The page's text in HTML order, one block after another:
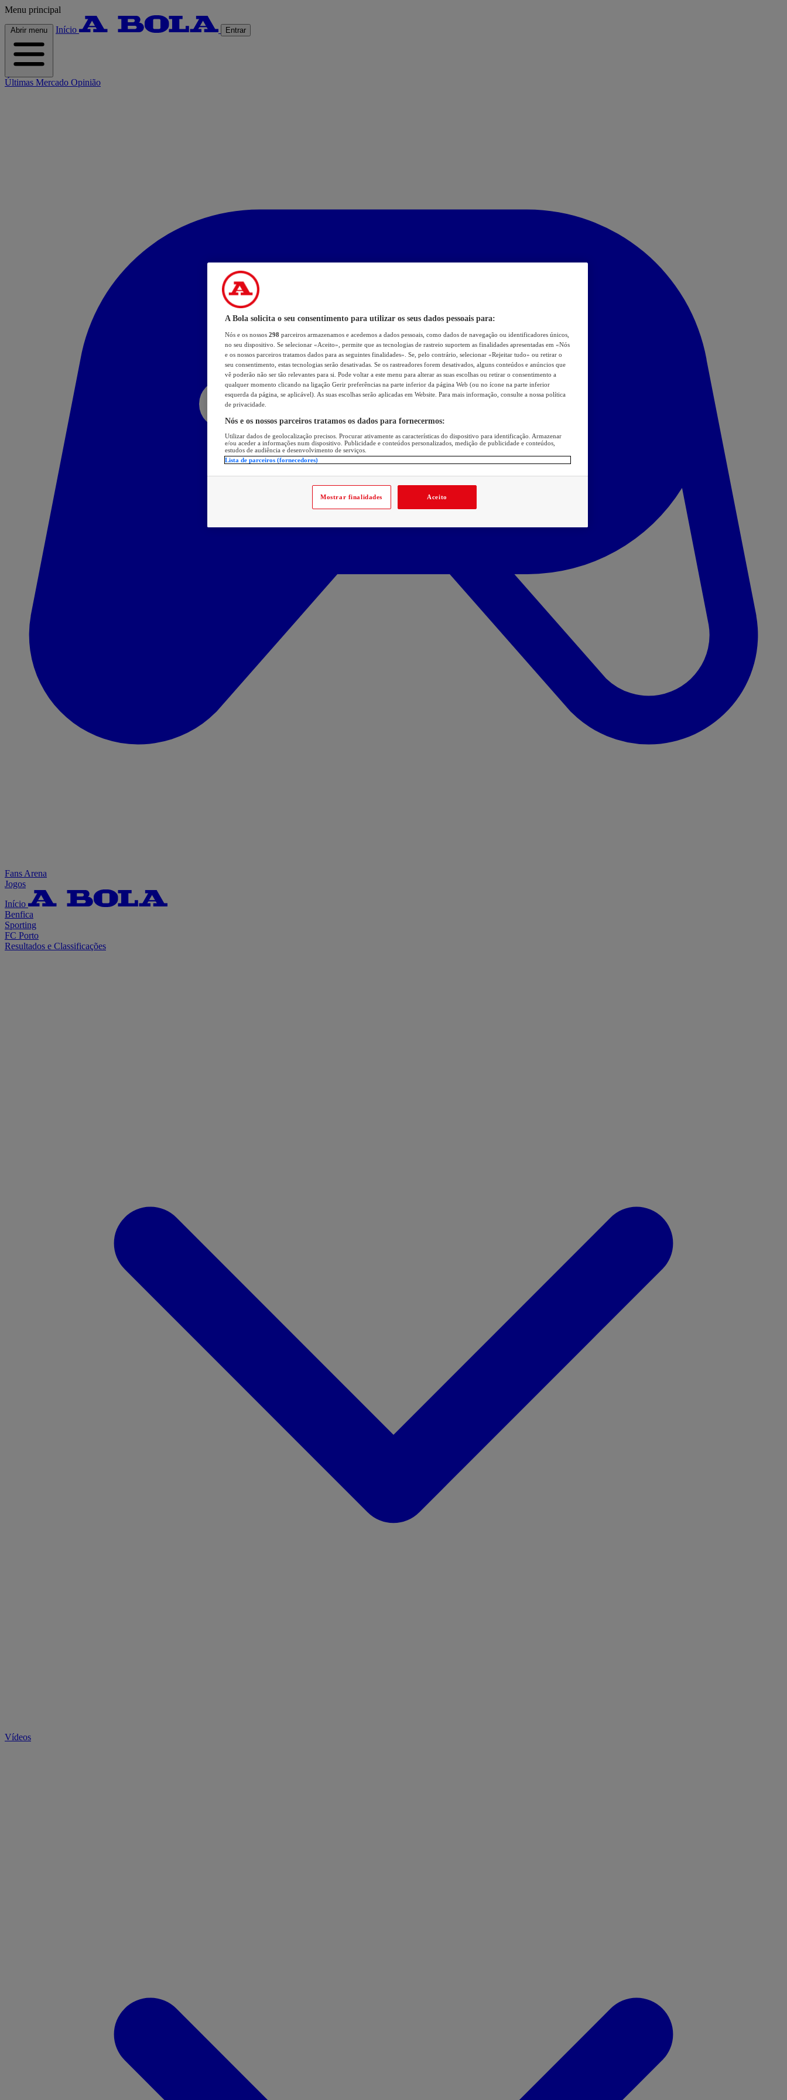
Menu principal
Abrir menu Início Entrar
Últimas Mercado Opinião
Fans Arena
Jogos
Início
Benfica
Sporting
FC Porto
Resultados e Classificações
Vídeos
A Bola solicita o seu consentimento para utilizar os seus dados pessoais para:
Nós e os nossos 298 parceiros armazenamos e acedemos a dados pessoais, como dados de navegação ou identificadores únicos,
no seu dispositivo. Se selecionar «Aceito», permite que as tecnologias de rastreio suportem as finalidades apresentadas em «Nós
e os nossos parceiros tratamos dados para as seguintes finalidades». Se, pelo contrário, selecionar «Rejeitar tudo» ou retirar o
seu consentimento, estas tecnologias serão desativadas. Se os rastreadores forem desativados, alguns conteúdos e anúncios que
vê poderão não ser tão relevantes para si. Pode voltar a este menu para alterar as suas escolhas ou retirar o consentimento a
qualquer momento clicando na ligação Gerir preferências na parte inferior da página Web (ou no ícone na parte inferior
esquerda da página, se aplicável). As suas escolhas serão aplicadas em Website. Para mais informação, consulte a nossa política
de privacidade.
Nós e os nossos parceiros tratamos os dados para fornecermos:
Utilizar dados de geolocalização precisos. Procurar ativamente as características do dispositivo para identificação. Armazenar
e/ou aceder a informações num dispositivo. Publicidade e conteúdos personalizados, medição de publicidade e conteúdos,
estudos de audiência e desenvolvimento de serviços.
Lista de parceiros (fornecedores)
Mostrar finalidades Aceito